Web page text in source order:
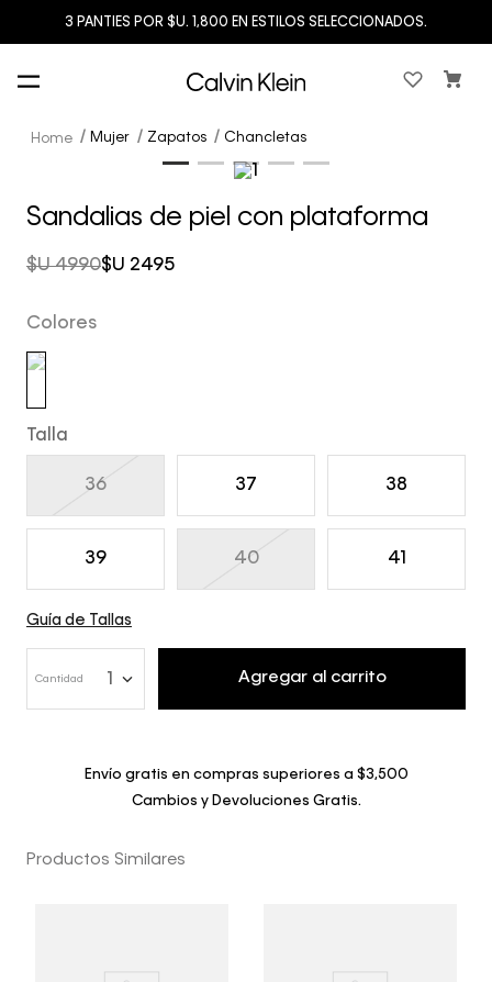
3 PANTIES POR $U. 1,800 EN ESTILOS SELECCIONADOS.
Mujer Zapatos Chancletas
Sandalias de piel con plataforma
$U 2495
$U 4990
Colores
Talla
36 37 38
39 40 41
Guía de Tallas
Cantidad Agregar al carrito
Envío gratis en compras superiores a $3,500
Cambios y Devoluciones Gratis.
Productos Similares